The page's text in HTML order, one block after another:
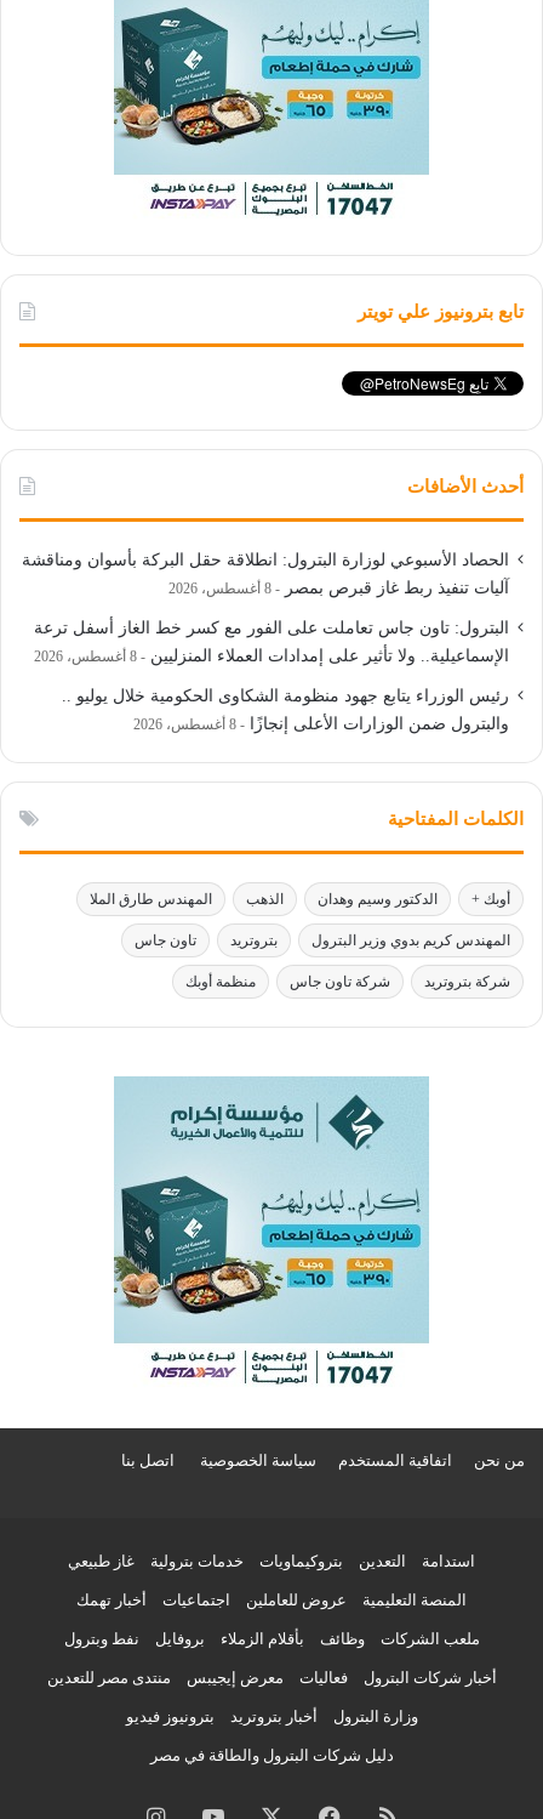
تابع بترونيوز علي تويتر
أحدث الأضافات
الحصاد الأسبوعي لوزارة البترول: انطلاقة حقل البركة بأسوان ومناقشة
آليات تنفيذ ربط غاز قبرص بمصر
8 أغسطس، 2026
البترول: تاون جاس تعاملت على الفور مع كسر خط الغاز أسفل ترعة
الإسماعيلية.. ولا تأثير على إمدادات العملاء المنزليين
8 أغسطس، 2026
رئيس الوزراء يتابع جهود منظومة الشكاوى الحكومية خلال يوليو ..
والبترول ضمن الوزارات الأعلى إنجازًا
8 أغسطس، 2026
الكلمات المفتاحية
أوبك + الدكتور وسيم وهدان الذهب المهندس طارق الملا
المهندس كريم بدوي وزير البترول بتروتريد تاون جاس
شركة بتروتريد شركة تاون جاس منظمة أوبك
من نحن اتفاقية المستخدم سياسة الخصوصية اتصل بنا
استدامة التعدين بتروكيماويات خدمات بترولية غاز طبيعي
المنصة التعليمية عروض للعاملين اجتماعيات أخبار تهمك
ملعب الشركات وظائف بأقلام الزملاء بروفايل نفط وبترول
أخبار شركات البترول فعاليات معرض إيجيبس منتدى مصر للتعدين
وزارة البترول أخبار بتروتريد بترونيوز فيديو
دليل شركات البترول والطاقة في مصر